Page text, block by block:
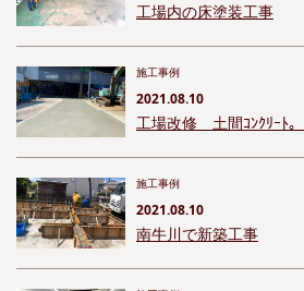
工場内の床塗装工事
施工事例
2021.08.10
工場改修 土間ｺﾝｸﾘｰﾄ。
施工事例
2021.08.10
南牛川で新築工事